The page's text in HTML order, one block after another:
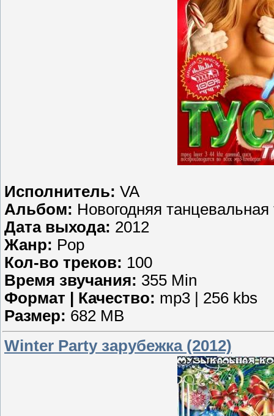
Исполнитель: VA
Альбом: Новогодняя танцевальная
Дата выхода: 2012
Жанр: Pop
Кол-во треков: 100
Время звучания: 355 Min
Формат | Качество: mp3 | 256 kbs
Размер: 682 MB
Winter Party зарубежка (2012)